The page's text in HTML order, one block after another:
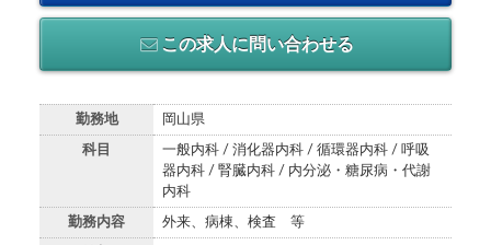
この求人に問い合わせる
勤務地 岡山県
科目
一般内科 / 消化器内科 / 循環器内科 / 呼吸
器内科 / 腎臓内科 / 内分泌・糖尿病・代謝
内科
勤務内容 外来、病棟、検査 等